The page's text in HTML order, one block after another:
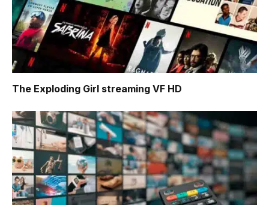
The Exploding Girl streaming VF HD